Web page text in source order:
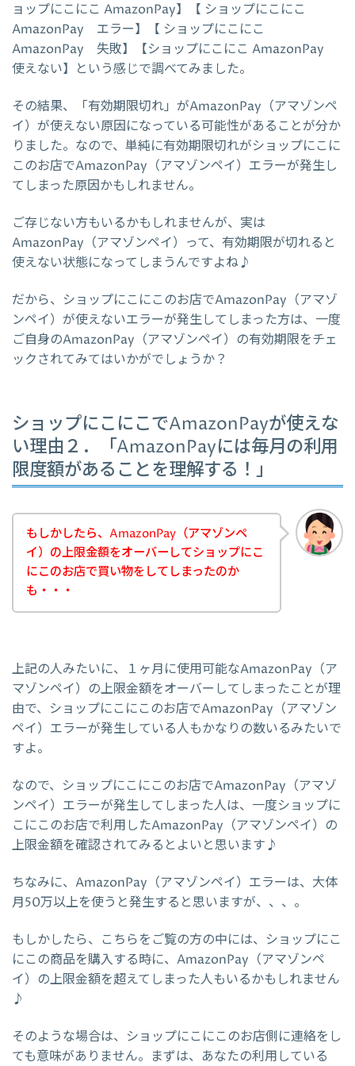
ョップにこにこ AmazonPay】【 ショップにこにこ
AmazonPay エラー】【 ショップにこにこ
AmazonPay 失敗】【ショップにこにこ AmazonPay
使えない】という感じで調べてみました。
その結果、「有効期限切れ」がAmazonPay（アマゾンペ
イ）が使えない原因になっている可能性があることが分か
りました。なので、単純に有効期限切れがショップにこに
このお店でAmazonPay（アマゾンペイ）エラーが発生し
てしまった原因かもしれません。
ご存じない方もいるかもしれませんが、実は
AmazonPay（アマゾンペイ）って、有効期限が切れると
使えない状態になってしまうんですよね♪
だから、ショップにこにこのお店でAmazonPay（アマゾ
ンペイ）が使えないエラーが発生してしまった方は、一度
ご自身のAmazonPay（アマゾンペイ）の有効期限をチェ
ックされてみてはいかがでしょうか？
ショップにこにこでAmazonPayが使えな
い理由２．「AmazonPayには毎月の利用
限度額があることを理解する！」
もしかしたら、AmazonPay（アマゾンペ
イ）の上限金額をオーバーしてショップにこ
にこのお店で買い物をしてしまったのか
も・・・
上記の人みたいに、１ヶ月に使用可能なAmazonPay（ア
マゾンペイ）の上限金額をオーバーしてしまったことが理
由で、ショップにこにこのお店でAmazonPay（アマゾン
ペイ）エラーが発生している人もかなりの数いるみたいで
すよ。
なので、ショップにこにこのお店でAmazonPay（アマゾ
ンペイ）エラーが発生してしまった人は、一度ショップに
こにこのお店で利用したAmazonPay（アマゾンペイ）の
上限金額を確認されてみるとよいと思います♪
ちなみに、AmazonPay（アマゾンペイ）エラーは、大体
月50万以上を使うと発生すると思いますが、、、。
もしかしたら、こちらをご覧の方の中には、ショップにこ
にこの商品を購入する時に、AmazonPay（アマゾンペ
イ）の上限金額を超えてしまった人もいるかもしれません
♪
そのような場合は、ショップにこにこのお店側に連絡をし
ても意味がありません。まずは、あなたの利用している